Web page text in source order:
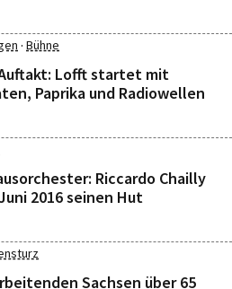
· Bühne
Lofft startet mit
Paprika und Radiowellen
Riccardo Chailly
2016 seinen Hut
Sachsen über 65